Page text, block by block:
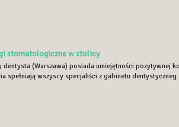
stomatologiczne w stolicy
dentysta (Warszawa) posiada umiejętności pozytywnej
spełniają wszyscy specjaliści z gabinetu